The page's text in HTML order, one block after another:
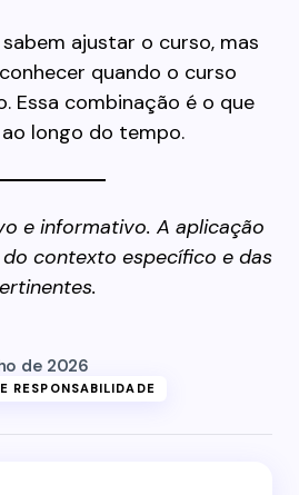
ajustar o curso, mas
quando o curso
Essa combinação é o que
longo do tempo.
e informativo. A aplicação
contexto específico e das
de 2026
RESPONSABILIDADE